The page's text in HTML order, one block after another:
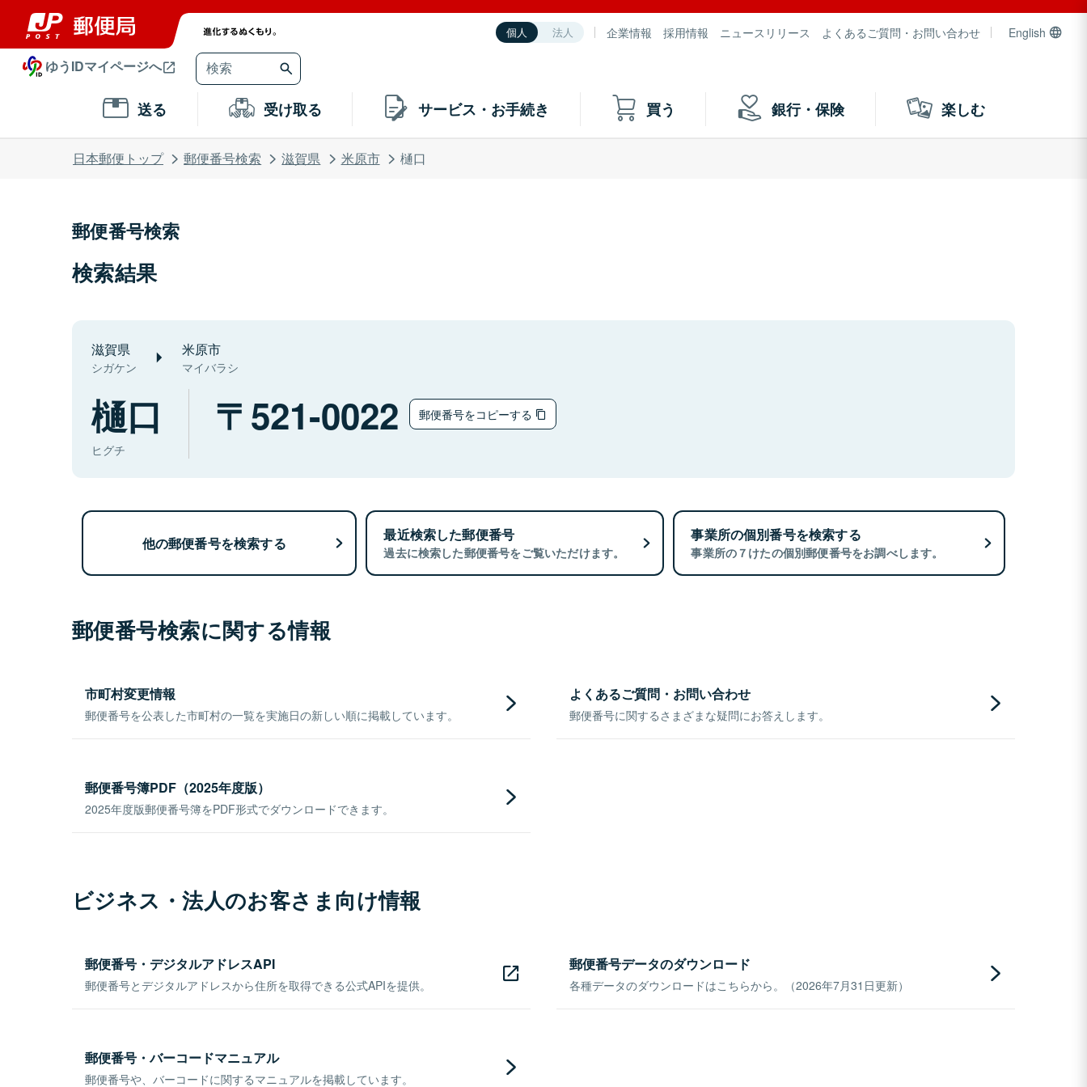
個人 法人 企業情報 採用情報 ニュースリリース よくあるご質問・お問い合わせ English
ゆうIDマイページへ
送る 受け取る サービス・お手続き 買う 銀行・保険 楽しむ
日本郵便トップ 郵便番号検索 滋賀県 米原市 樋口
郵便番号検索
検索結果
滋賀県
シガケン
米原市
マイバラシ
樋口
ヒグチ
521-0022 郵便番号をコピーする
他の郵便番号を検索する 最近検索した郵便番号
過去に検索した郵便番号をご覧いただけます。
事業所の個別番号を検索する
事業所の７けたの個別郵便番号をお調べします。
郵便番号検索に関する情報
市町村変更情報
郵便番号を公表した市町村の一覧を実施日の新しい順に掲載しています。
よくあるご質問・お問い合わせ
郵便番号に関するさまざまな疑問にお答えします。
郵便番号簿PDF（2025年度版）
2025年度版郵便番号簿をPDF形式でダウンロードできます。
ビジネス・法人のお客さま向け情報
郵便番号・デジタルアドレスAPI
郵便番号とデジタルアドレスから住所を取得できる公式APIを提供。
郵便番号データのダウンロード
各種データのダウンロードはこちらから。（2026年7月31日更新）
郵便番号・バーコードマニュアル
郵便番号や、バーコードに関するマニュアルを掲載しています。